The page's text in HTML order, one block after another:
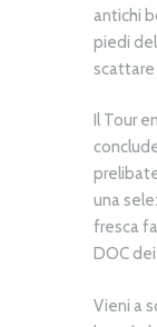
antichi
piedi
Il Tour
una
fresca
DOC
Vieni a